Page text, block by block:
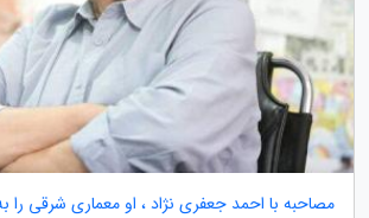
مصاحبه با احمد جعفری نژاد ، او معماری شرقی را